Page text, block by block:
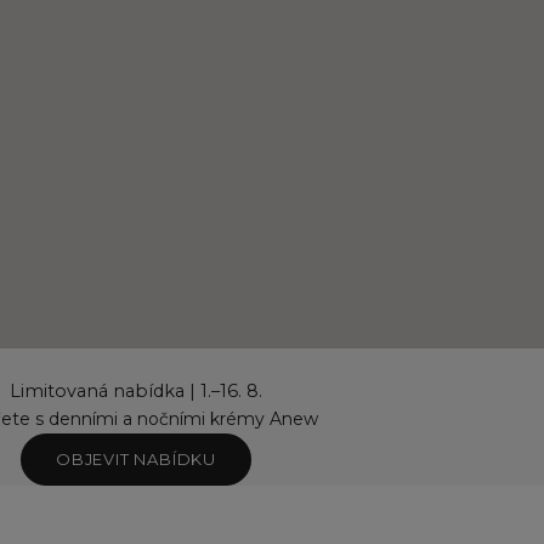
Limitovaná nabídka | 1.–16. 8.
s denními a nočními krémy Anew
OBJEVIT NABÍDKU